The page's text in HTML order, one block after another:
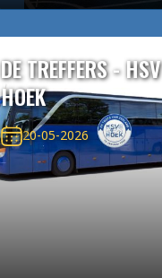
DE TREFFERS - HSV
HOEK
20-05-2026